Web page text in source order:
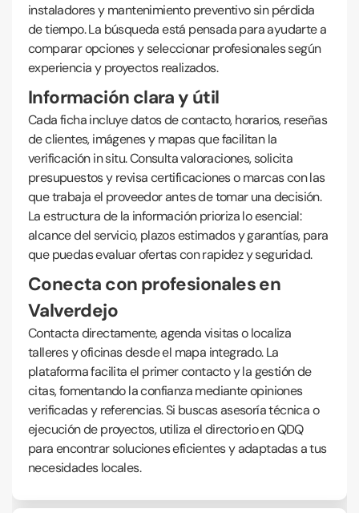
instaladores y mantenimiento preventivo sin pérdida
de tiempo. La búsqueda está pensada para ayudarte a
comparar opciones y seleccionar profesionales según
experiencia y proyectos realizados.
Información clara y útil
Cada ficha incluye datos de contacto, horarios, reseñas
de clientes, imágenes y mapas que facilitan la
verificación in situ. Consulta valoraciones, solicita
presupuestos y revisa certificaciones o marcas con las
que trabaja el proveedor antes de tomar una decisión.
La estructura de la información prioriza lo esencial:
alcance del servicio, plazos estimados y garantías, para
que puedas evaluar ofertas con rapidez y seguridad.
Conecta con profesionales en
Valverdejo
Contacta directamente, agenda visitas o localiza
talleres y oficinas desde el mapa integrado. La
plataforma facilita el primer contacto y la gestión de
citas, fomentando la confianza mediante opiniones
verificadas y referencias. Si buscas asesoría técnica o
ejecución de proyectos, utiliza el directorio en QDQ
para encontrar soluciones eficientes y adaptadas a tus
necesidades locales.